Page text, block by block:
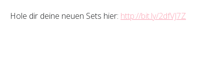
Hole dir deine neuen Sets hier: http://bit.ly/2dfVJ7Z